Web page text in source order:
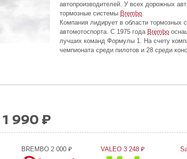
автопроизводителей. У всех дорожных
тормозные системы Brembo.
Компания лидирует в области тормозных
автомотоспорта. С 1975 года Brembo
лучших команд Формулы 1. На счету
чемпионата среди пилотов и 28 среди
990 ₽
BREMBO 2 000 ₽ VALEO 3 248 ₽